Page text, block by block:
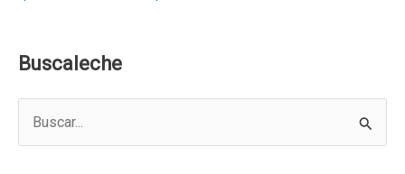
Buscaleche